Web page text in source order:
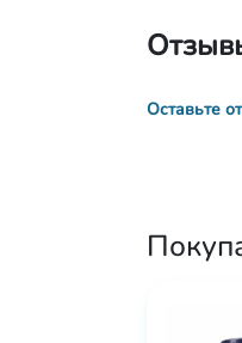
Оставьте